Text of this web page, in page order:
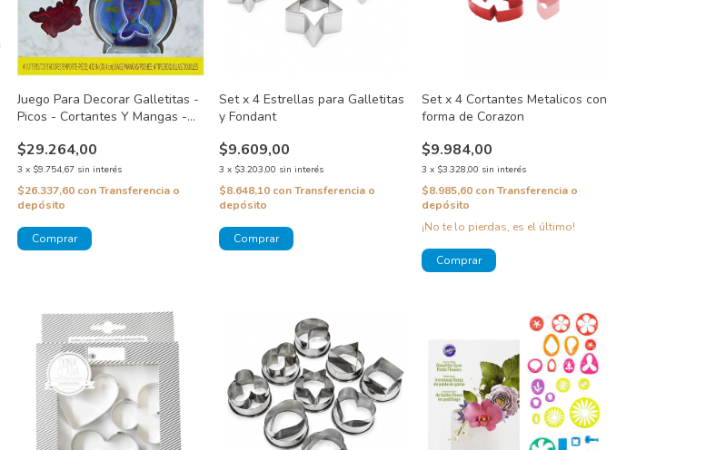
Juego Para Decorar Galletitas -
Picos - Cortantes Y Mangas -
$29.264,00
3 x $9.754,67 sin interés
$26.337,60 con Transferencia o
depósito
Set x 4 Estrellas para Galletitas
y Fondant
$9.609,00
3 x $3.203,00 sin interés
$8.648,10 conTransferencia o
depósito
Set x 4 Cortantes Metalicos con
forma de Corazon
$9.984,00
3 x $3.328,00 sin interés
$8.985,60 con Transferencia o
depósito
¡No te lo pierdas, es el último!